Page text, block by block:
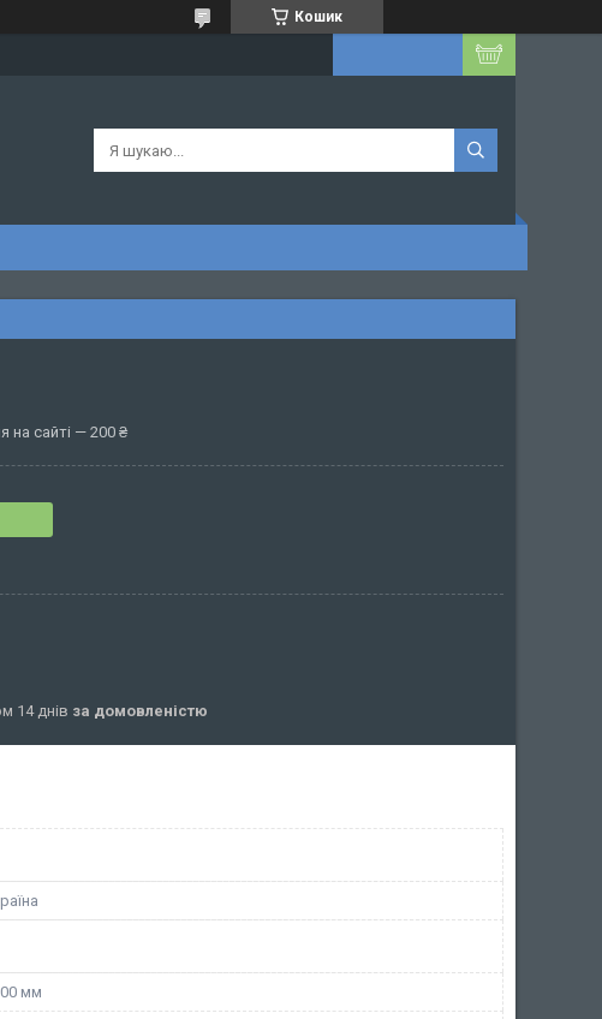
Кошик
на сайті — 200 ₴
14 днів за домовленістю
мм